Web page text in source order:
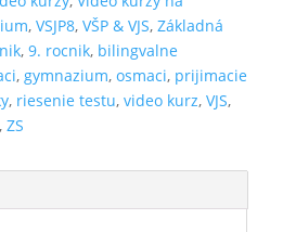
, VSJP8, VŠP & VJS, Základná
, 9. rocnik, bilingvalne
, gymnazium, osmaci, prijimacie
, riesenie testu, video kurz, VJS,
, ZS